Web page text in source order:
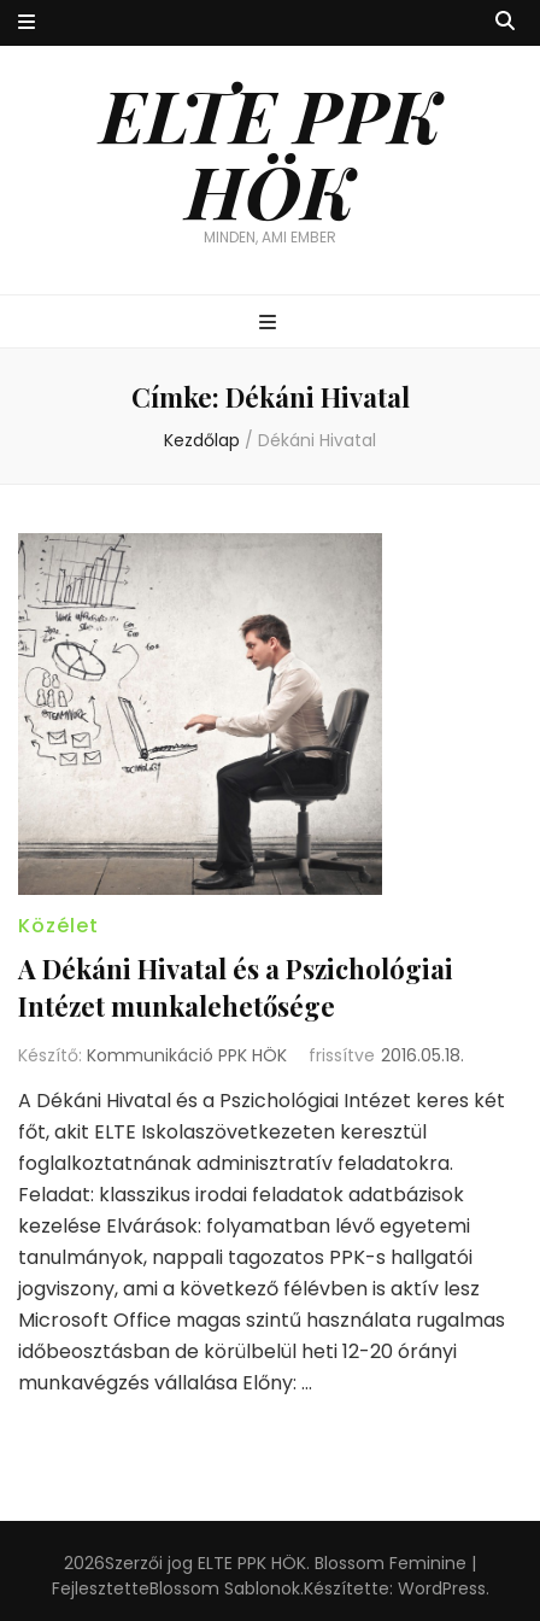
ELTE PPK
HÖK
MINDEN, AMI EMBER
Címke: Dékáni Hivatal
Kezdőlap / Dékáni Hivatal
Közélet
A Dékáni Hivatal és a Pszichológiai
Intézet munkalehetősége
Készítő: Kommunikáció PPK HÖK frissítve 2016.05.18.
A Dékáni Hivatal és a Pszichológiai Intézet keres két
főt, akit ELTE Iskolaszövetkezeten keresztül
foglalkoztatnának adminisztratív feladatokra.
Feladat: klasszikus irodai feladatok adatbázisok
kezelése Elvárások: folyamatban lévő egyetemi
tanulmányok, nappali tagozatos PPK-s hallgatói
jogviszony, ami a következő félévben is aktív lesz
Microsoft Office magas szintű használata rugalmas
időbeosztásban de körülbelül heti 12-20 órányi
munkavégzés vállalása Előny: …
2026Szerzői jog ELTE PPK HÖK. Blossom Feminine |
FejlesztetteBlossom Sablonok.Készítette: WordPress.